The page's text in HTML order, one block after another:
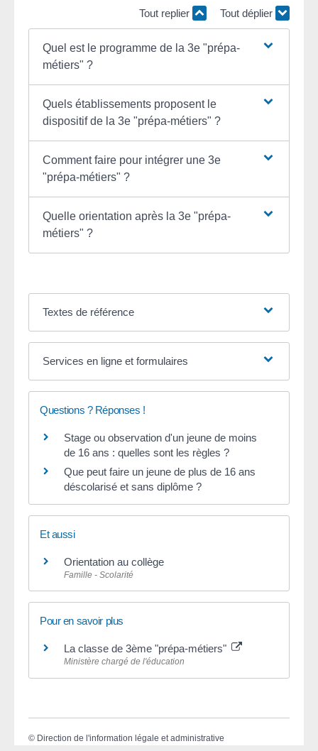
Tout replier Tout déplier
Quel est le programme de la 3e "prépa-
métiers" ?
Quels établissements proposent le
dispositif de la 3e "prépa-métiers" ?
Comment faire pour intégrer une 3e
"prépa-métiers" ?
Quelle orientation après la 3e "prépa-
métiers" ?
Textes de référence
Services en ligne et formulaires
Questions ? Réponses !
Stage ou observation d'un jeune de moins
de 16 ans : quelles sont les règles ?
Que peut faire un jeune de plus de 16 ans
déscolarisé et sans diplôme ?
Et aussi
Orientation au collège
Famille - Scolarité
Pour en savoir plus
La classe de 3ème "prépa-métiers"
Ministère chargé de l'éducation
© Direction de l'information légale et administrative